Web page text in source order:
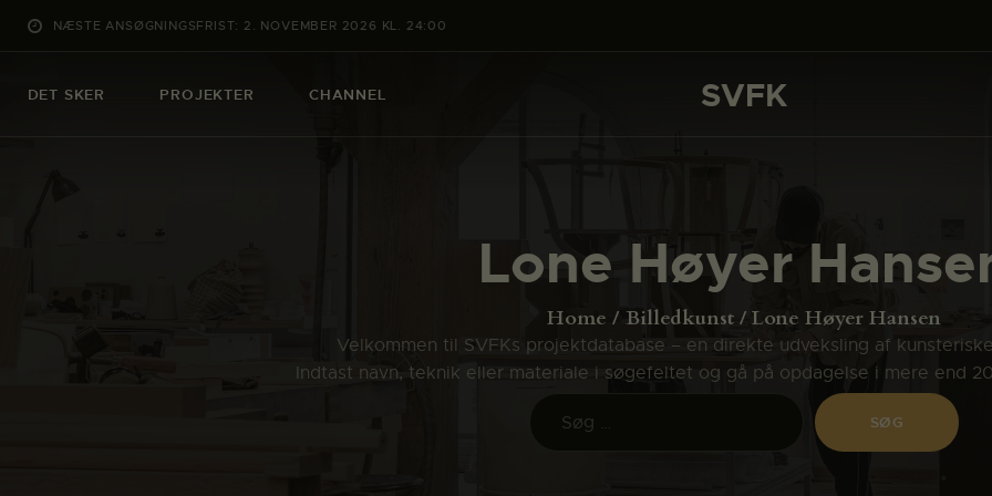
NÆSTE ANSØGNINGSFRIST: 2. NOVEMBER 2026 KL. 24:00
DET SKER PROJEKTER CHANNEL SVFK
Lone Høyer
Home Billedkunst Lone Høyer Hansen
Velkommen til SVFKs projektdatabase – en direkte udveksling af
Indtast navn, teknik eller materiale i søgefeltet og gå på opdagelse i mere end
SVFK
PROJEKTER
CHANNEL
OM SVFK
ENGLISH